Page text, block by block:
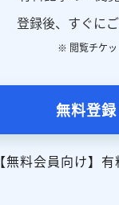
登録後、すぐに
※ 閲覧チケッ
無料登
【無料会員向け】